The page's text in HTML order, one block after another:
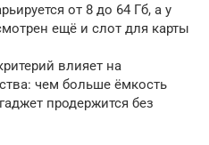
от 8 до 64 Гб, а у
ещё и слот для карты
влияет на
чем больше ёмкость
продержится без